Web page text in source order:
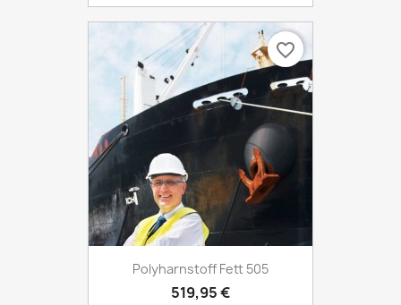
Polyharnstoff Fett 505
519,95 €
favorite_border